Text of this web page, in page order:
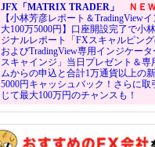
JFX「MATRIX TRADER」
ＮＥＷ
【小林芳彦レポート＆TradingView
大100万5000円】口座開設完了で小
ジナルレポート「FXスキャルピング
およびTradingView専用インジケー
スキャインジ」当日プレゼント＆専
ムからの申込と合計1万通貨以上の
5000円キャッシュバック！さらに取
じて最大100万円のチャンスも！